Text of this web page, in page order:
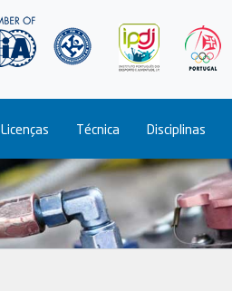
para
o
conteúdo
Licenças Técnica Disciplinas